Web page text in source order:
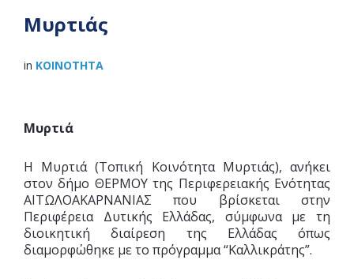
Μυρτιάς
in ΚΟΙΝΌΤΗΤΑ
Μυρτιά
Η Μυρτιά (Τοπική Κοινότητα Μυρτιάς), ανήκει
στον δήμο ΘΕΡΜΟΥ της Περιφερειακής Ενότητας
ΑΙΤΩΛΟΑΚΑΡΝΑΝΙΑΣ που βρίσκεται στην
Περιφέρεια Δυτικής Ελλάδας, σύμφωνα με τη
διοικητική διαίρεση της Ελλάδας όπως
διαμορφώθηκε με το πρόγραμμα “Καλλικράτης”.